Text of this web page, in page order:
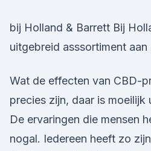
bij Holland & Barrett Bij
uitgebreid asssortiment
Wat de effecten van CBD-
precies zijn, daar is moeilijk
De ervaringen die mensen
nogal. Iedereen heeft zo